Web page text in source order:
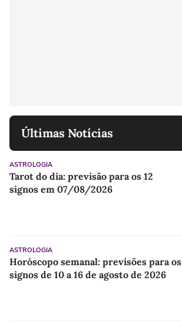
Últimas Notícias
ASTROLOGIA
Tarot do dia: previsão para os 12
signos em 07/08/2026
ASTROLOGIA
Horóscopo semanal: previsões para os
signos de 10 a 16 de agosto de 2026